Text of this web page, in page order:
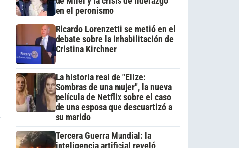
en el peronismo
Ricardo Lorenzetti se metió en el
debate sobre la inhabilitación de
Cristina Kirchner
La historia real de "Elize:
Sombras de una mujer", la nueva
película de Netflix sobre el caso
de una esposa que descuartizó a
su marido
Tercera Guerra Mundial: la
inteligencia artificial reveló